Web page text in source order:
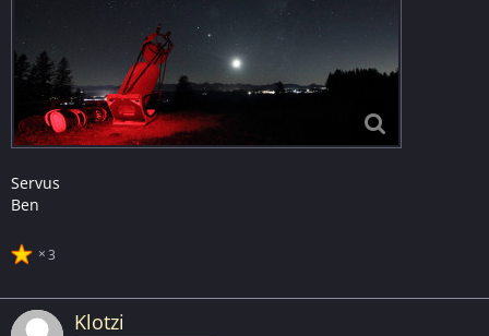
Servus
Ben
3
Klotzi